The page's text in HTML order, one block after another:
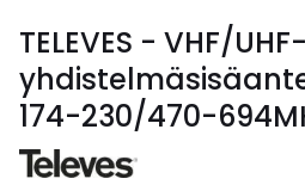
TELEVES - VHF/UHF-
174-230/470-